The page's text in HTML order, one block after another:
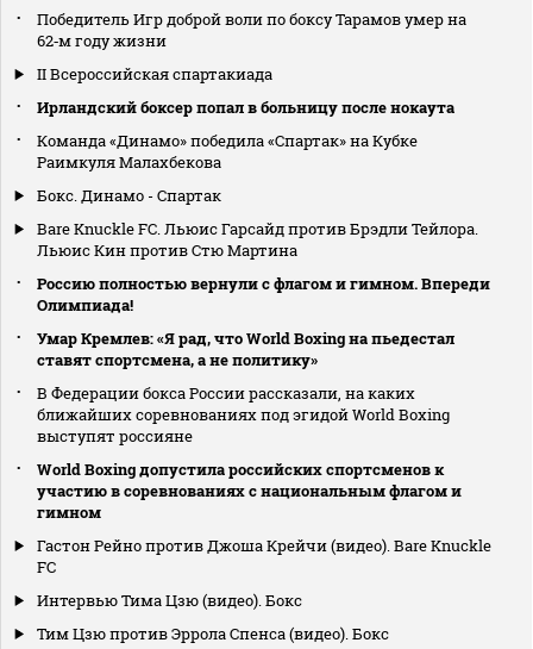
Победитель Игр доброй воли по боксу Тарамов умер на
62‑м году жизни
II Всероссийская спартакиада
Ирландский боксер попал в больницу после нокаута
Команда «Динамо» победила «Спартак» на Кубке
Раимкуля Малахбекова
Бокс. Динамо - Спартак
Bare Knuckle FC. Льюис Гарсайд против Брэдли Тейлора.
Льюис Кин против Стю Мартина
Россию полностью вернули с флагом и гимном. Впереди
Олимпиада!
Умар Кремлев: «Я рад, что World Boxing на пьедестал
ставят спортсмена, а не политику»
В Федерации бокса России рассказали, на каких
ближайших соревнованиях под эгидой World Boxing
выступят россияне
World Boxing допустила российских спортсменов к
участию в соревнованиях с национальным флагом и
гимном
Гастон Рейно против Джоша Крейчи (видео). Bare Knuckle
FC
Интервью Тима Цзю (видео). Бокс
Тим Цзю против Эррола Спенса (видео). Бокс